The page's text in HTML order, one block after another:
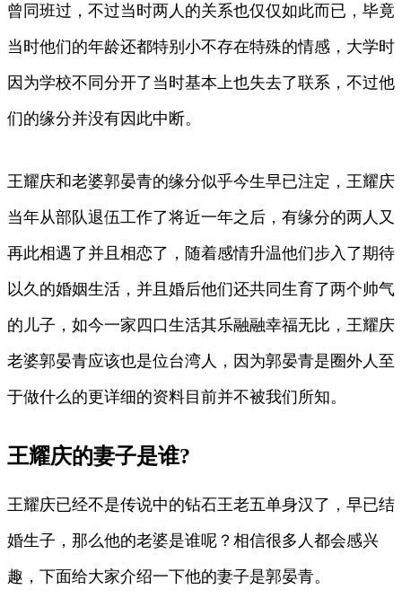
曾同班过，不过当时两人的关系也仅仅如此而已，毕竟
当时他们的年龄还都特别小不存在特殊的情感，大学时
因为学校不同分开了当时基本上也失去了联系，不过他
们的缘分并没有因此中断。
王耀庆和老婆郭晏青的缘分似乎今生早已注定，王耀庆
当年从部队退伍工作了将近一年之后，有缘分的两人又
再此相遇了并且相恋了，随着感情升温他们步入了期待
以久的婚姻生活，并且婚后他们还共同生育了两个帅气
的儿子，如今一家四口生活其乐融融幸福无比，王耀庆
老婆郭晏青应该也是位台湾人，因为郭晏青是圈外人至
于做什么的更详细的资料目前并不被我们所知。
王耀庆的妻子是谁?
王耀庆已经不是传说中的钻石王老五单身汉了，早已结
婚生子，那么他的老婆是谁呢？相信很多人都会感兴
趣，下面给大家介绍一下他的妻子是郭晏青。